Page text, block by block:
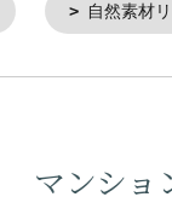
自然素材
マンショ